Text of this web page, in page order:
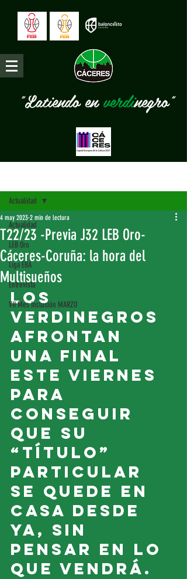
"Latiendo enverdinegro"
Actualidad
LEB Oro
Liga EBA
Entrevista
VII Mes Inclusión MARZO
Actualidad
T22/23 -Previa J32 LEB Oro-
Cáceres-Coruña: la hora del
Multisueños
4 may 2023 2 min de lectura
Los
verdinegros
afrontan
una final
este viernes
para
conseguir
que su
“título”
particular
se quede en
casa desde
ya, sin
pensar en lo
que vendrá.